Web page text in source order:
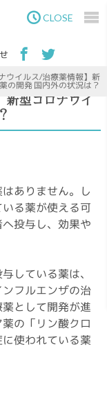
CLOSE
ウイルス/治療薬情報】新
の開発 国内外の状況は？
新型コロナウイ
ありません。し
る薬が使える可
投与し、効果や
している薬は、
フルエンザの治
として開発が進
の「リン酸クロ
使われている薬